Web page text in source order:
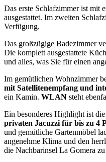
Das erste Schlafzimmer ist mit
ausgestattet. Im zweiten
Verfügung.
Das großzügige Badezimmer
Die komplett ausgestattete
und alles, was Sie für einen
Im gemütlichen Wohnzimmer
mit Satellitenempfang und
ein Kamin. WLAN steht
Ein besonderes Highlight ist
privaten Jacuzzi für bis zu 4
und gemütliche Gartenmöbel
angenehme Klima und den
die Nachbarinsel La Gomera zu